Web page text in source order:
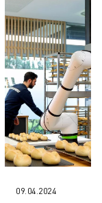
09.04.2024